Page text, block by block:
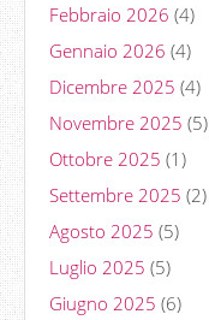
Febbraio 2026 (4)
Gennaio 2026 (4)
Dicembre 2025 (4)
Novembre 2025 (5)
Ottobre 2025 (1)
Settembre 2025 (2)
Agosto 2025 (5)
Luglio 2025 (5)
Giugno 2025 (6)